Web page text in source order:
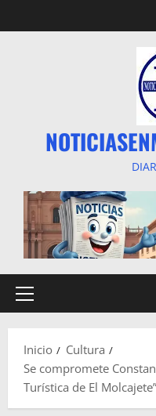
al
Menú
Inicio
Cultura
Se compromete
Turística de El